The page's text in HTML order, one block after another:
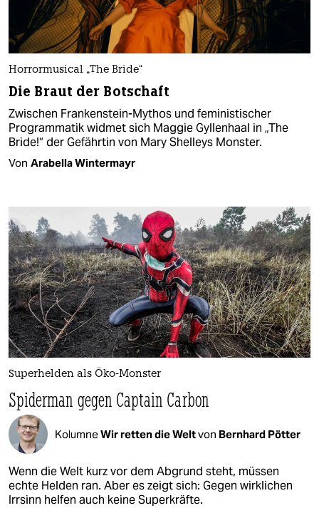
Horrormusical „The Bride“
Die Braut der Botschaft
Zwischen Frankenstein-Mythos und feministischer
Programmatik widmet sich Maggie Gyllenhaal in „The
Bride!“ der Gefährtin von Mary Shelleys Monster.
Von Arabella Wintermayr
Superhelden als Öko-Monster
Spiderman gegen Captain Carbon
KolumneWir retten die Weltvon Bernhard Pötter
Wenn die Welt kurz vor dem Abgrund steht, müssen
echte Helden ran. Aber es zeigt sich: Gegen wirklichen
Irrsinn helfen auch keine Superkräfte.